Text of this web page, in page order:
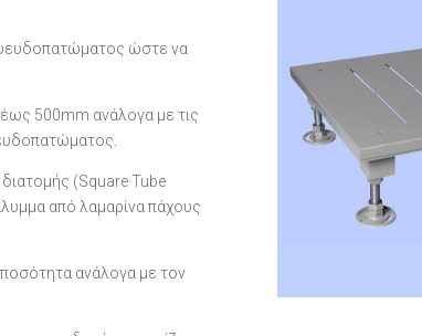
ώστε να
500mm ανάλογα με τις
(Square Tube
από λαμαρίνα πάχους
ανάλογα με τον